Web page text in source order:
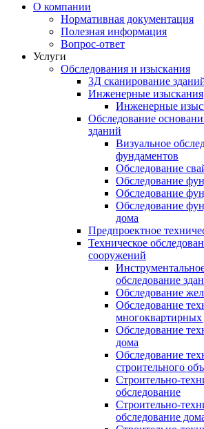
О компании
Нормативная документация
Полезная информация
Вопрос-ответ
Услуги
Обследования и изыскания
3Д сканирование
Инженерные изыскания
Инженерные
Обследование
зданий
Визуальное
фундаментов
Обследование
Обследование
Обследование
Обследование
дома
Предпроектное
Техническое
сооружений
обследование
Обследование
Обследование
многоквартирных
Обследование
дома
Обследование
строительного
Строительно-
обследование
Строительно-
обследование